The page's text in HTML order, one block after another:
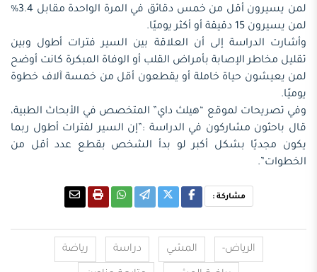
لمن يسيرون أقل من خمس دقائق في المرة الواحدة مقابل 3.4%
لمن يسيرون 15 دقيقة أو أكثر يوميًا.
وأشارت الدراسة إلى أن العلاقة بين السير فترات أطول وبين
تقليل مخاطر الإصابة بأمراض القلب أو الوفاة المبكرة كانت أوضح
لمن يعيشون حياة خاملة أو يقطعون أقل من خمسة آلاف خطوة
يوميًا.
وفي تصريحات لموقع “هيلث داي” المتخصص في الأبحاث الطبية،
قال باحثون مشاركون في الدراسة :”إن السير لفترات أطول ربما
يكون مجديًا بشكل أكبر لو بدأ الشخص بقطع عدد أقل من
الخطوات”.
مشاركة :
الرياض- المشي دراسة رياضة